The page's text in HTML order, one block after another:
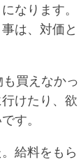
なります。
は、対価と
買えなかっ
けたり、欲
す。
給料をもら